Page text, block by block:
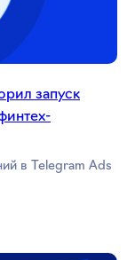
запуск
в Telegram Ads